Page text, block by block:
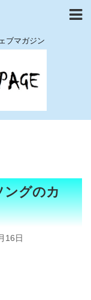
ブマガジン
ングのカ
16日